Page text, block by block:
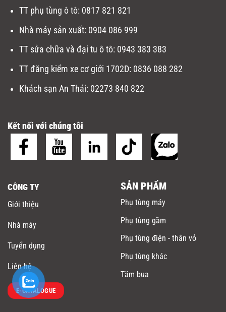
TT phụ tùng ô tô: 0817 821 821
Nhà máy sản xuất: 0904 086 999
TT sửa chữa và đại tu ô tô: 0943 383 383
TT đăng kiểm xe cơ giới 1702D: 0836 088 282
Khách sạn An Thái: 02273 840 822
Kết nối với chúng tôi
CÔNG TY
Giới thiệu
Nhà máy
Tuyển dụng
Liên hệ
E-CATALOGUE
SẢN PHẨM
Phụ tùng máy
Phụ tùng gầm
Phụ tùng điện - thân vỏ
Phụ tùng khác
Tăm bua